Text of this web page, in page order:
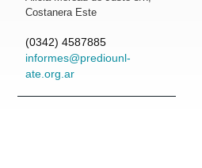
Costanera Este
(0342) 4587885
informes@prediounl-
ate.org.ar